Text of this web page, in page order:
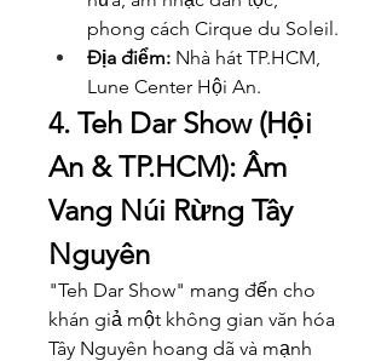
phong cách Cirque du Soleil.
Địa điểm: Nhà hát TP.HCM,
Lune Center Hội An.
4. Teh Dar Show (Hội
An & TP.HCM): Âm
Vang Núi Rừng Tây
Nguyên
"Teh Dar Show" mang đến cho
khán giả một không gian văn hóa
Tây Nguyên hoang dã và mạnh